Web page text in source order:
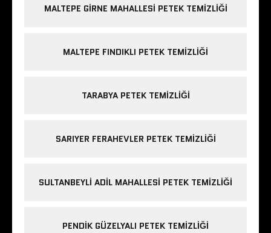
MALTEPE GIRNE MAHALLESI PETEK TEMIZLIĞI
MALTEPE FINDIKLI PETEK TEMIZLIĞI
TARABYA PETEK TEMIZLIĞI
SARIYER FERAHEVLER PETEK TEMIZLIĞI
SULTANBEYLI ADIL MAHALLESI PETEK TEMIZLIĞI
PENDIK GÜZELYALI PETEK TEMIZLIĞI